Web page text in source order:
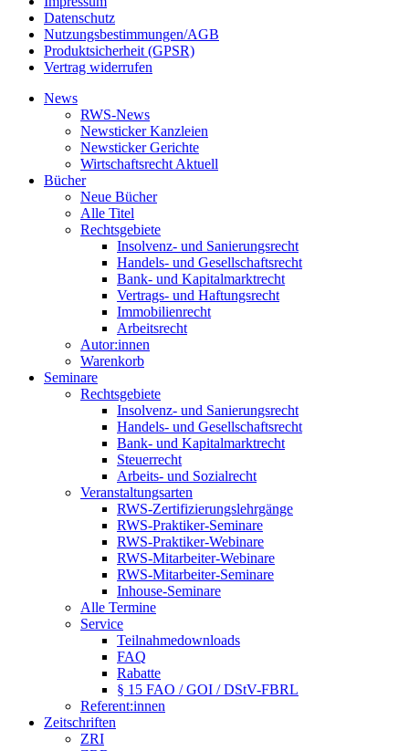
Datenschutz
Nutzungsbestimmungen/AGB
Produktsicherheit (GPSR)
Vertrag widerrufen
News
RWS-News
Newsticker Kanzleien
Newsticker Gerichte
Wirtschaftsrecht Aktuell
Bücher
Neue Bücher
Alle Titel
Rechtsgebiete
Insolvenz- und Sanierungsrecht
Handels- und Gesellschaftsrecht
Bank- und Kapitalmarktrecht
Vertrags- und Haftungsrecht
Immobilienrecht
Arbeitsrecht
Autor:innen
Warenkorb
Seminare
Rechtsgebiete
Insolvenz- und Sanierungsrecht
Handels- und Gesellschaftsrecht
Bank- und Kapitalmarktrecht
Steuerrecht
Arbeits- und Sozialrecht
Veranstaltungsarten
RWS-Zertifizierungslehrgänge
RWS-Praktiker-Seminare
RWS-Praktiker-Webinare
RWS-Mitarbeiter-Webinare
RWS-Mitarbeiter-Seminare
Inhouse-Seminare
Alle Termine
Service
Teilnahmedownloads
FAQ
Rabatte
§ 15 FAO / GOI / DStV-FBRL
Referent:innen
Zeitschriften
ZRI